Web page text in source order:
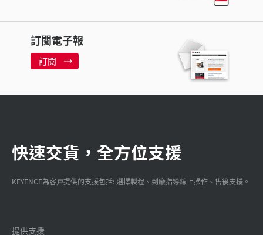
訂閱電子報
訂閱
快速交貨，全方位支援
KEYENCE為客戸提供的支援包括: 選擇製程、到廠指導線上操作、售後支援。
提供支援